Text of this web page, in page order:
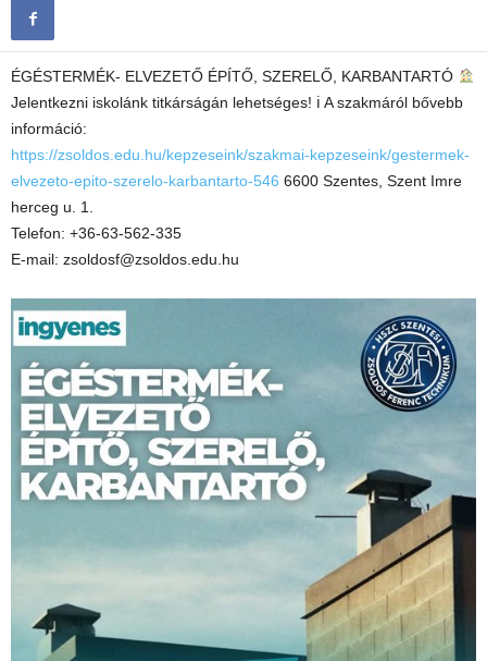
ÉGÉSTERMÉK- ELVEZETŐ ÉPÍTŐ, SZERELŐ, KARBANTARTÓ
Jelentkezni iskolánk titkárságán lehetséges! ℹ A szakmáról bővebb
információ:
https://zsoldos.edu.hu/kepzeseink/szakmai-kepzeseink/gestermek-
elvezeto-epito-szerelo-karbantarto-546 6600 Szentes, Szent Imre
herceg u. 1.
Telefon: +36-63-562-335
E-mail: zsoldosf@zsoldos.edu.hu